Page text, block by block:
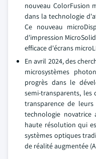
nouveau ColorFusion
dans la technologie
Ce nouveau
d'impression
efficace d'écrans
En avril 2024, des
microsystèmes
progrès dans le
semi-transparents, les
transparence de leurs
technologie
haute résolution qui
systèmes optiques
de réalité augmentée